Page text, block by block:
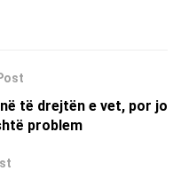
të drejtën e vet, por jo
problem